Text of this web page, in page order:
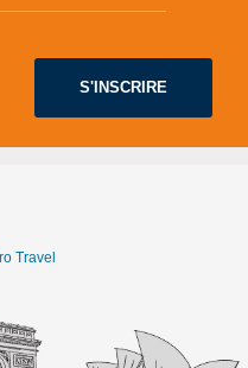
S'INSCRIRE